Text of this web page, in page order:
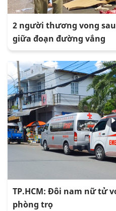
2 người thương vong
giữa đoạn đường vắng
TP.HCM: Đôi nam nữ tử
phòng trọ